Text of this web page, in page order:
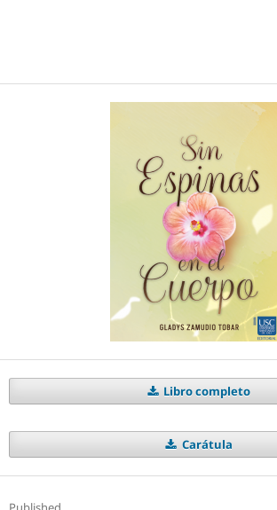
Libro completo
Carátula